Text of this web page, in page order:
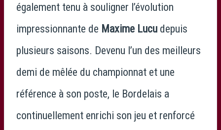
également tenu à souligner l’évolution
impressionnante de Maxime Lucu depuis
plusieurs saisons. Devenu l’un des meilleurs
demi de mêlée du championnat et une
référence à son poste, le Bordelais a
continuellement enrichi son jeu et renforcé